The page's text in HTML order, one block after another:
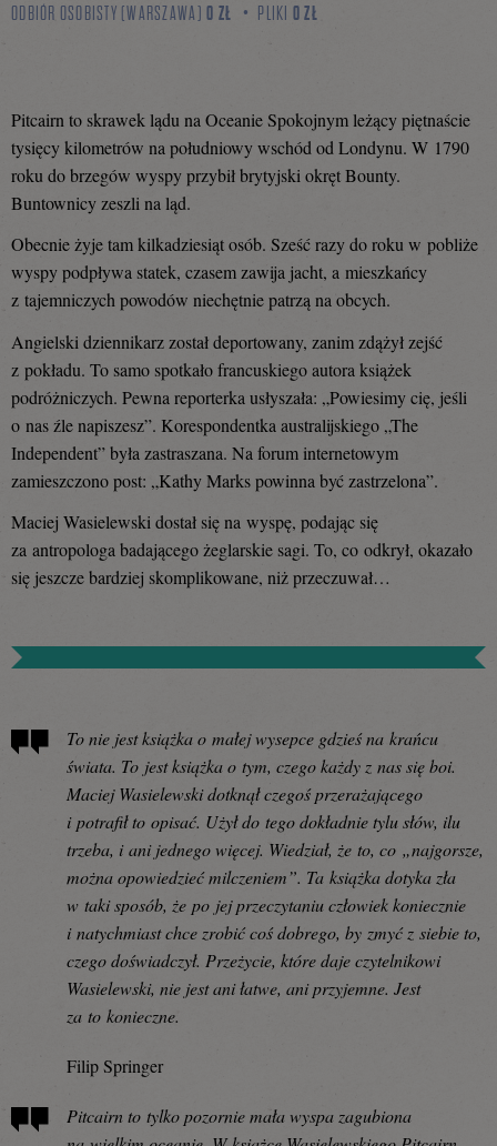
ODBIÓR OSOBISTY (WARSZAWA) 0 ZŁ PLIKI 0 ZŁ
Pitcairn to skrawek lądu na Oceanie Spokojnym leżący piętnaście
tysięcy kilometrów na południowy wschód od Londynu. W 1790
roku do brzegów wyspy przybił brytyjski okręt Bounty.
Buntownicy zeszli na ląd.
Obecnie żyje tam kilkadziesiąt osób. Sześć razy do roku w pobliże
wyspy podpływa statek, czasem zawija jacht, a mieszkańcy
z tajemniczych powodów niechętnie patrzą na obcych.
Angielski dziennikarz został deportowany, zanim zdążył zejść
z pokładu. To samo spotkało francuskiego autora książek
podróżniczych. Pewna reporterka usłyszała: „Powiesimy cię, jeśli
o nas źle napiszesz”. Korespondentka australijskiego „The
Independent” była zastraszana. Na forum internetowym
zamieszczono post: „Kathy Marks powinna być zastrzelona”.
Maciej Wasielewski dostał się na wyspę, podając się
za antropologa badającego żeglarskie sagi. To, co odkrył, okazało
się jeszcze bardziej skomplikowane, niż przeczuwał…
To nie jest książka o małej wysepce gdzieś na krańcu
świata. To jest książka o tym, czego każdy z nas się boi.
Maciej Wasielewski dotknął czegoś przerażającego
i potrafił to opisać. Użył do tego dokładnie tylu słów, ilu
trzeba, i ani jednego więcej. Wiedział, że to, co „najgorsze,
można opowiedzieć milczeniem”. Ta książka dotyka zła
w taki sposób, że po jej przeczytaniu człowiek koniecznie
i natychmiast chce zrobić coś dobrego, by zmyć z siebie to,
czego doświadczył. Przeżycie, które daje czytelnikowi
Wasielewski, nie jest ani łatwe, ani przyjemne. Jest
za to konieczne.
Filip Springer
Pitcairn to tylko pozornie mała wyspa zagubiona